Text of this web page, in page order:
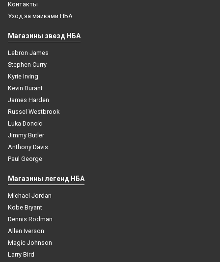
Контакты
Уход за майками НБА
Магазины звезд НБА
Lebron James
Stephen Curry
Kyrie Irving
Kevin Durant
James Harden
Russel Westbrook
Luka Doncic
Jimmy Butler
Anthony Davis
Paul George
Магазины легенд НБА
Michael Jordan
Kobe Bryant
Dennis Rodman
Allen Iverson
Magic Johnson
Larry Bird